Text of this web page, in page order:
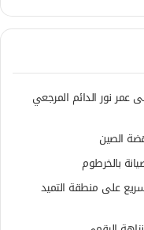
مستشفى عمر نور الدائم المرجعي
الصين
بالخرطوم
على منطقة التميد